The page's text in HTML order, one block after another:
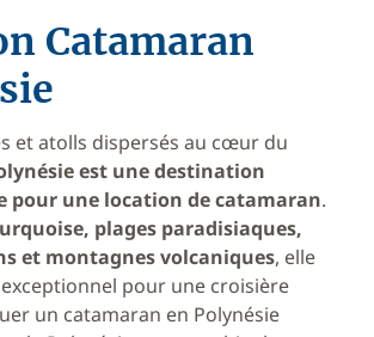
Catamaran
et atolls dispersés au cœur du
est une destination
pour une location de catamaran.
plages paradisiaques,
et montagnes volcaniques, elle
pour une croisière
un catamaran en Polynésie